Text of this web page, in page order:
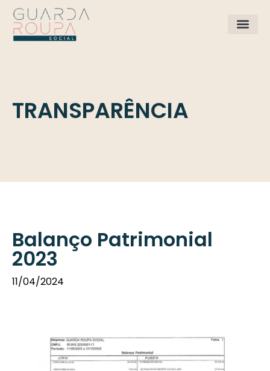
TRANSPARÊNCIA
Balanço Patrimonial
2023
11/04/2024